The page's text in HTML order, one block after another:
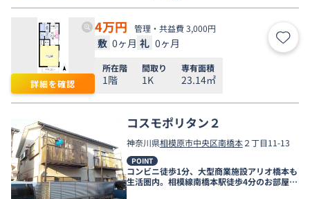
詳細を確認
4万円 管理・共益費 3,000円
敷 0ヶ月 礼 0ヶ月 お気
所在階
1階
間取り
1K
専有面積
23.14㎡
コスモポリタン２
神奈川県相模原市中央区南橋本２丁目11-13
POINT
コンビニ徒歩1分、大型商業施設アリオ橋本も
生活圏内。相模線南橋本駅徒歩4分のお部屋で
す。